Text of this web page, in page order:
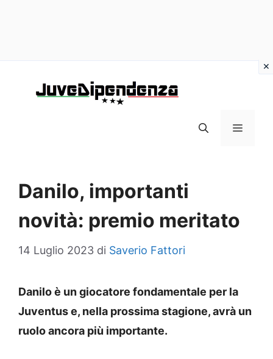
MENU
Danilo, importanti
novità: premio meritato
14 Luglio 2023 di Saverio Fattori
Danilo è un giocatore fondamentale per la
Juventus e, nella prossima stagione, avrà un
ruolo ancora più importante.